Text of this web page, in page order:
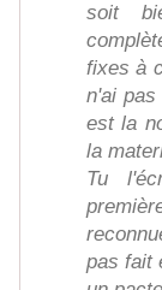
soit
fixes à
n'ai pas
est la
la
Tu
pas fait